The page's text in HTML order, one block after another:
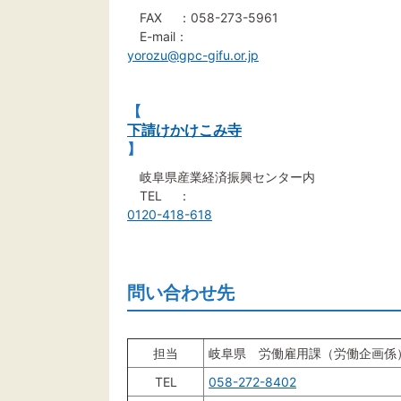
FAX ：058-273-5961
E-mail：
yorozu@gpc-gifu.or.jp
【
下請けかけこみ寺
】
岐阜県産業経済振興センター内
TEL ：
0120-418-618
問い合わせ先
担当
岐阜県 労働雇用課（労働企画係
TEL
058-272-8402